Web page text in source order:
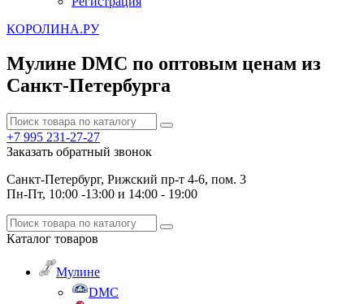
КОРОЛИНА.РУ
Мулине DMC по оптовым ценам из
Санкт-Петербурга
+7 995 231-27-27
Заказать обратный звонок
Санкт-Петербург, Рижский пр-т 4-6, пом. 3
Пн-Пт, 10:00 -13:00 и 14:00 - 19:00
Каталог товаров
Мулине
DMC